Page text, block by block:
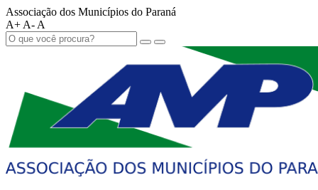
Associação dos Municípios do Paraná
A+ A- A